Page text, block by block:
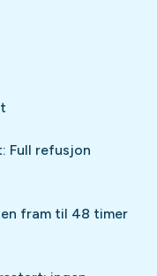
Full refusjon
fram til 48 timer